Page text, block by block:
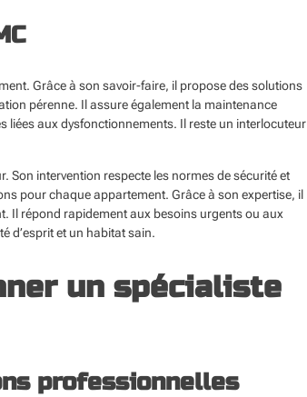
Grâce à son savoir-faire, il propose des solutions
pérenne. Il assure également la maintenance
liées aux dysfonctionnements. Il reste un interlocuteur
Son intervention respecte les normes de sécurité et
pour chaque appartement. Grâce à son expertise, il
Il répond rapidement aux besoins urgents ou aux
d’esprit et un habitat sain.
un spécialiste
professionnelles